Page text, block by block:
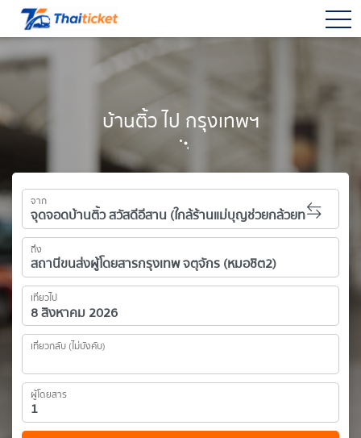
บ้านติ้ว ไป กรุงเทพฯ
จาก
ถึง
เที่ยวไป
เที่ยวกลับ (ไม่บังคับ)
ผู้โดยสาร